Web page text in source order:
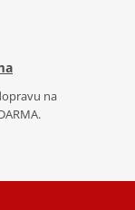
na